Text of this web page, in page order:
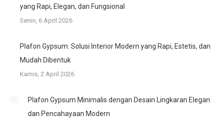
yang Rapi, Elegan, dan Fungsional
Senin, 6 April 2026
Plafon Gypsum: Solusi Interior Modern yang Rapi, Estetis, dan
Mudah Dibentuk
Kamis, 2 April 2026
Plafon Gypsum Minimalis dengan Desain Lingkaran Elegan
dan Pencahayaan Modern